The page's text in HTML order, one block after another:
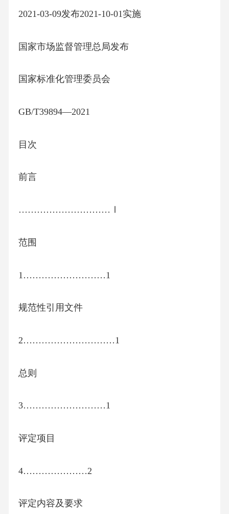
2021-03-09发布2021-10-01实施
国家市场监督管理总局发布
国家标准化管理委员会
GB/T39894—2021
目次
前言
…………………………Ⅰ
范围
1………………………1
规范性引用文件
2…………………………1
总则
3………………………1
评定项目
4…………………2
评定内容及要求